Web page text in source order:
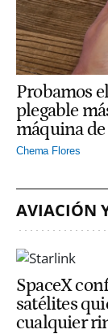
Probamos
plegable
máquina
Chema Flores
AVIACIÓN
SpaceX
satélites
cualquier